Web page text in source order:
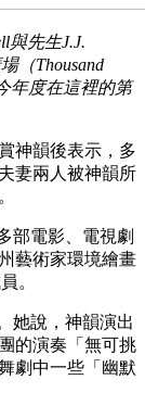
與先生J.J.
（Thousand
年度在這裡的第
神韻後表示，多
妻兩人被神韻所
部電影、電視劇
藝術家環境繪畫
。
她說，神韻演出
的演奏「無可挑
劇中一些「幽默